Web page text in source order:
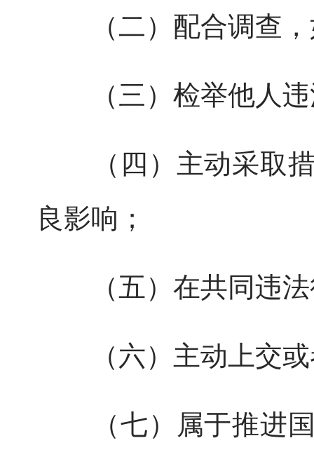
（二）配合调查，
（三）检举他人违
（四）主动采取措
良影响；
（五）在共同违法
（六）主动上交或
（七）属于推进国